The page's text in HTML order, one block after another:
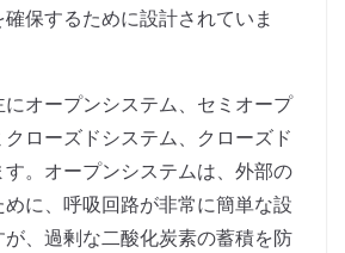
保するために設計されていま
オープンシステム、セミオープ
ローズドシステム、クローズド
。オープンシステムは、外部の
に、呼吸回路が非常に簡単な設
、過剰な二酸化炭素の蓄積を防